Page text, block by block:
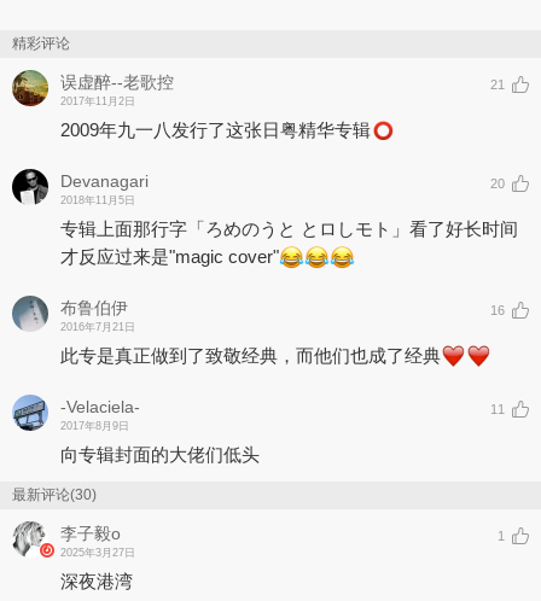
精彩评论
误虚醉--老歌控
2017年11月2日
21
2009年九一八发行了这张日粤精华专辑
Devanagari
2018年11月5日
20
专辑上面那行字「ろめのうと とロしモト」看了好长时间
才反应过来是"magic cover"
布鲁伯伊
2016年7月21日
16
此专是真正做到了致敬经典，而他们也成了经典
-Velaciela-
2017年8月9日
11
向专辑封面的大佬们低头
最新评论(30)
李子毅o
2025年3月27日
1
深夜港湾